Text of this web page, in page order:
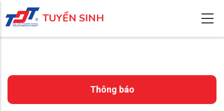
đến
nội
TUYỂN SINH
Thông báo